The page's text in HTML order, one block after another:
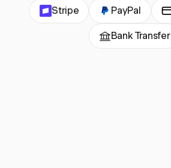
Stripe PayPal
Bank Transfer